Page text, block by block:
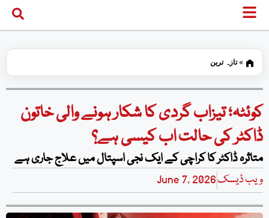
»تازہ ترین
کوئٹہ؛ تیزاب گردی کا شکار ہونے والی خاتون
ڈاکٹر کی حالت اب کیسی ہے؟
متاثرہ ڈاکٹر کا کراچی کے ایک نجی اسپتال میں علاج جاری ہے
ویب ڈیسکJune 7, 2026